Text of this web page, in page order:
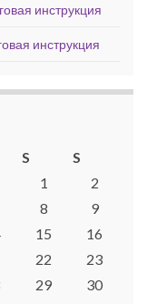
инструкция
инструкция
S
S
1
2
8
9
15
16
22
23
29
30